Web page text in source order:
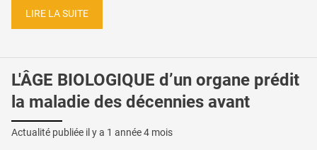
LIRE LA SUITE
L'ÂGE BIOLOGIQUE d’un organe prédit
la maladie des décennies avant
Actualité publiée il y a 1 année 4 mois